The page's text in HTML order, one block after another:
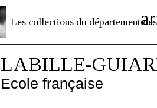
Les collections du département des
LABILLE-
Ecole française